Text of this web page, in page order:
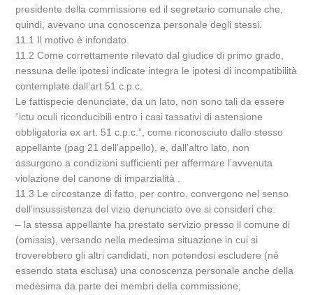
presidente della commissione ed il segretario comunale che,
quindi, avevano una conoscenza personale degli stessi.
11.1 Il motivo è infondato.
11.2 Come correttamente rilevato dal giudice di primo grado,
nessuna delle ipotesi indicate integra le ipotesi di incompatibilità
contemplate dall’art 51 c.p.c.
Le fattispecie denunciate, da un lato, non sono tali da essere
“ictu oculi riconducibili entro i casi tassativi di astensione
obbligatoria ex art. 51 c.p.c.”, come riconosciuto dallo stesso
appellante (pag 21 dell’appello), e, dall’altro lato, non
assurgono a condizioni sufficienti per affermare l’avvenuta
violazione del canone di imparzialità .
11.3 Le circostanze di fatto, per contro, convergono nel senso
dell’insussistenza del vizio denunciato ove si consideri che:
– la stessa appellante ha prestato servizio presso il comune di
(omissis), versando nella medesima situazione in cui si
troverebbero gli altri candidati, non potendosi escludere (né
essendo stata esclusa) una conoscenza personale anche della
medesima da parte dei membri della commissione;